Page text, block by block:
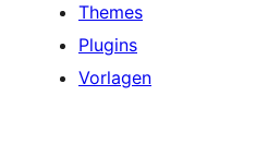
Themes
Plugins
Vorlagen